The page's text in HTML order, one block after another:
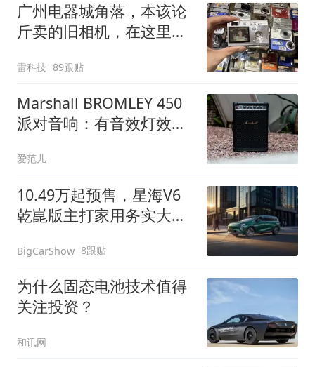
广州电器城角落，本该论
斤卖的旧相机，在这里打
雷科技 89跟贴
Marshall BROMLEY 450
派对音响：有音效灯效和
都能一包带走
爱范儿
10.49万起预售，星海V6
乾崑版主打家用务实大六
BigCarShow 8跟贴
为什么固态电池技术值得
关注投资？
和讯网